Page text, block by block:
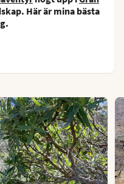
Här är mina bästa